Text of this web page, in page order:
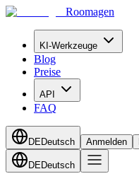
Roomagen
KI-Werkzeuge
Blog
Preise
API
FAQ
DEDeutsch Anmelden
DEDeutsch